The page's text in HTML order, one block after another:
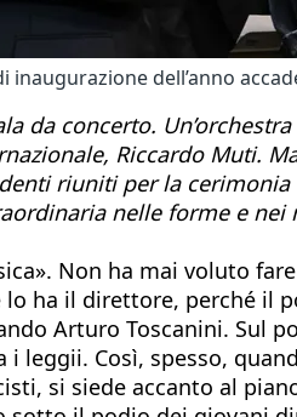
dell’anno
da concerto.
Riccardo Muti.
riuniti per la
nelle forme e
Non ha mai voluto
ha il direttore, perché il
Arturo Toscanini. Sul
leggii. Così, spesso,
si siede accanto al